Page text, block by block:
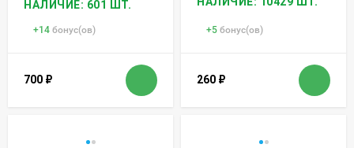
НАЛИЧИЕ: 601 ШТ.
+14 бонус(ов)
700 ₽
+5 бонус(ов)
260 ₽